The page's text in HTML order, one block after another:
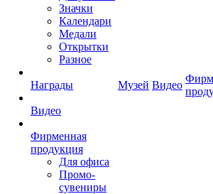
Значки
Календари
Медали
Открытки
Разное
Награды
Видео
Фирменная
продукция
Для офиса
Промо-
сувениры
Музей Видео